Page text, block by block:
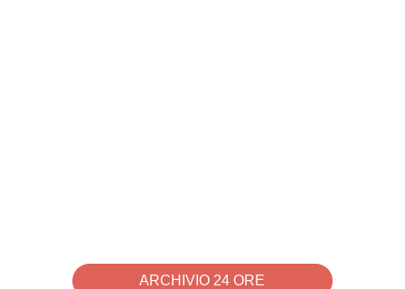
ARCHIVIO 24 ORE